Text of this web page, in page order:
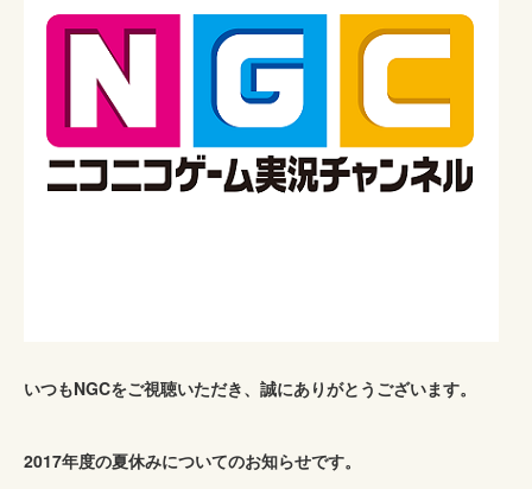
いつもNGCをご視聴いただき、誠にありがとうございます。
2017年度の夏休みについてのお知らせです。